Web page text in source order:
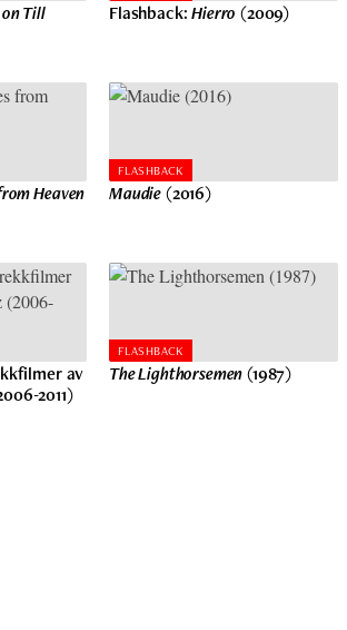
Till
Flashback: Hierro (2009)
Heaven
FLASHBACK
Maudie(2016)
av
2011)
FLASHBACK
The Lighthorsemen(1987)